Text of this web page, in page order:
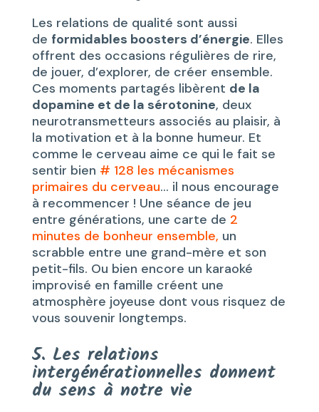
Les relations de qualité sont aussi
de formidables boosters d’énergie. Elles
offrent des occasions régulières de rire,
de jouer, d’explorer, de créer ensemble.
Ces moments partagés libèrent de la
dopamine et de la sérotonine, deux
neurotransmetteurs associés au plaisir, à
la motivation et à la bonne humeur. Et
comme le cerveau aime ce qui le fait se
sentir bien # 128 les mécanismes
primaires du cerveau… il nous encourage
à recommencer ! Une séance de jeu
entre générations, une carte de 2
minutes de bonheur ensemble, un
scrabble entre une grand-mère et son
petit-fils. Ou bien encore un karaoké
improvisé en famille créent une
atmosphère joyeuse dont vous risquez de
vous souvenir longtemps.
5. Les relations
intergénérationnelles donnent
du sens à notre vie